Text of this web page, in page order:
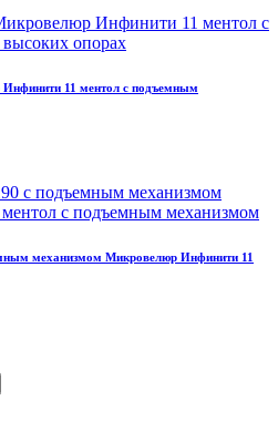
11 ментол с подъемным
механизмом Микровелюр Инфинити 11